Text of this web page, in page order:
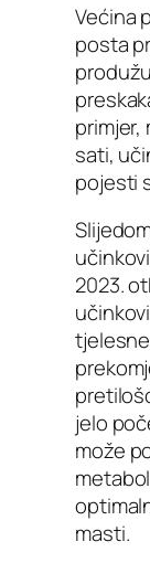
Većina
posta
primjer,
sati,
pojesti
2023.
jelo
može
masti.